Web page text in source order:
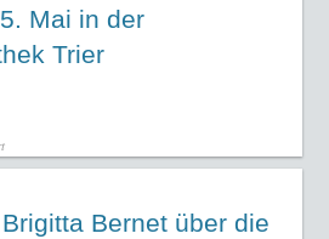
Mai in der
Trier
Bernet über die